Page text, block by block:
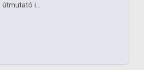
útmutató i...